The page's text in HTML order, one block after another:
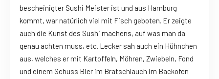
bescheinigter Sushi Meister ist und aus Hamburg
kommt, war natürlich viel mit Fisch geboten. Er zeigte
auch die Kunst des Sushi machens, auf was man da
genau achten muss, etc. Lecker sah auch ein Hühnchen
aus, welches er mit Kartoffeln, Möhren, Zwiebeln, Fond
und einem Schuss Bier im Bratschlauch im Backofen